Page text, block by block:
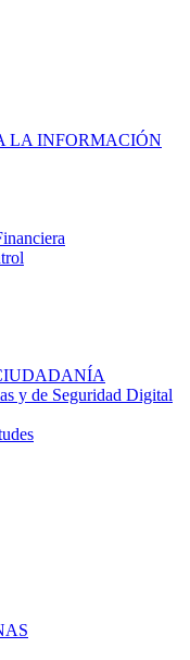
LA INFORMACIÓN
y de Seguridad Digital